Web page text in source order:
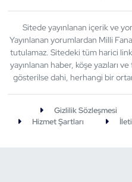
Sitede yayınlanan içerik ve
Yayınlanan yorumlardan Milli
tutulamaz. Sitedeki tüm harici
yayınlanan haber, köşe yazıları
gösterilse dahi, herhangi bir
Gizlilik Sözleşmesi
Hizmet Şartları